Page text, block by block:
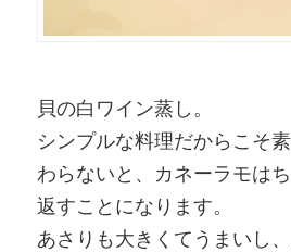
貝の白ワイン蒸し。
シンプルな料理だからこそ
わらないと、カネーラモは
返すことになります。
あさりも大きくてうまいし